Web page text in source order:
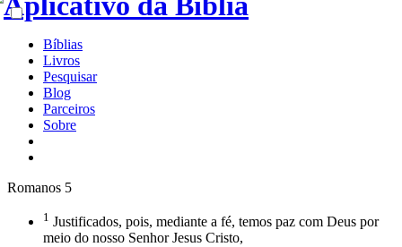
Bíblias
Livros
Pesquisar
Blog
Parceiros
Sobre
Romanos 5
1 Justificados, pois, mediante a fé, temos paz com Deus por
meio do nosso Senhor Jesus Cristo,